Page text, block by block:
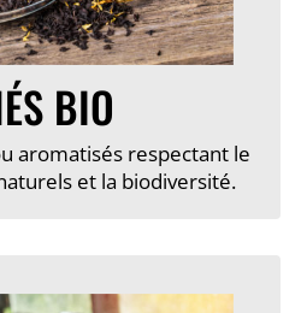
BIO
aromatisés respectant le
et la biodiversité.